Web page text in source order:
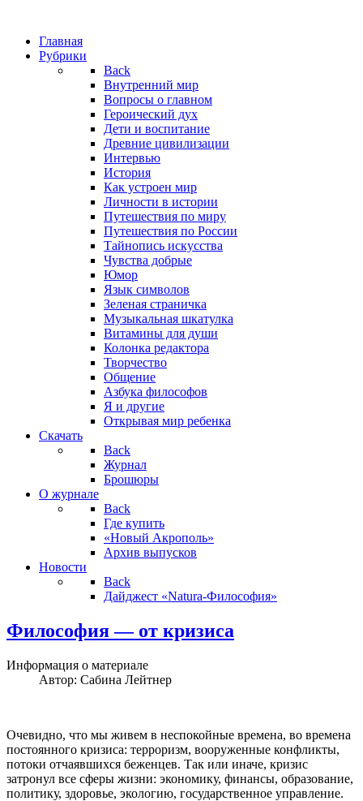
Главная
Рубрики
Back
Внутренний мир
Вопросы о главном
Героический дух
Дети и воспитание
Древние цивилизации
Интервью
История
Как устроен мир
Личности в истории
Путешествия по миру
Путешествия по России
Тайнопись искусства
Чувства добрые
Юмор
Язык символов
Зеленая страничка
Музыкальная шкатулка
Витамины для души
Колонка редактора
Творчество
Общение
Азбука философов
Я и другие
Открывая мир ребенка
Скачать
Back
Журнал
Брошюры
О журнале
Back
Где купить
«Новый Акрополь»
Архив выпусков
Новости
Back
Дайджест «Natura-Философия»
Философия — от кризиса
Информация о материале
Автор: Сабина Лейтнер
Очевидно, что мы живем в неспокойные времена, во времена
постоянного кризиса: терроризм, вооруженные конфликты,
потоки отчаявшихся беженцев. Так или иначе, кризис
затронул все сферы жизни: экономику, финансы, образование,
политику, здоровье, экологию, государственное управление.